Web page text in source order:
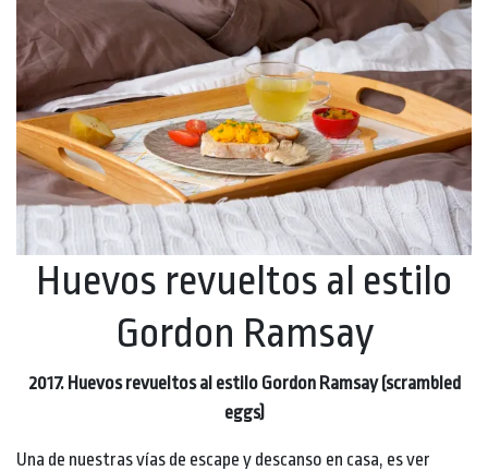
Huevos revueltos al estilo
Gordon Ramsay
2017. Huevos revueltos al estilo Gordon Ramsay (scrambled
eggs)
Una de nuestras vías de escape y descanso en casa, es ver